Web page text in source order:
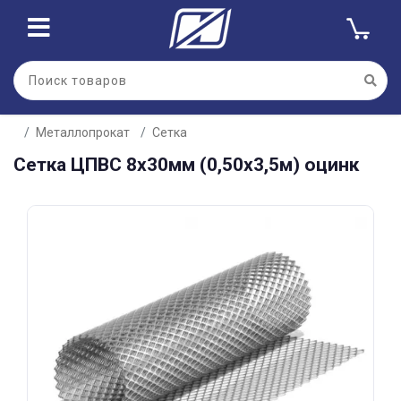
Металлопрокат Сетка
Сетка ЦПВС 8х30мм (0,50х3,5м) оцинк
Для клиентов всех банков
Разбейте
оплатуна части
без переплат